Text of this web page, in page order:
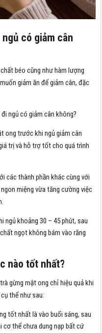
có giảm cân
béo cũng như hàm lượng
giảm ăn để giảm cân, đặc
ngủ có giảm cân không?
ong trước khi ngủ giảm cân
trị và hỗ trợ tốt cho quá trình
các thành phần khác cùng với
miệng vừa tăng cường việc
ngủ khoảng 30 – 45 phút, sau
ngọt không bám vào răng
nào tốt nhất?
gừng mật ong chỉ hiệu quả khi
thể như sau:
tốt nhất là vào buổi sáng, sau
cơ thể chưa dung nạp bất cứ